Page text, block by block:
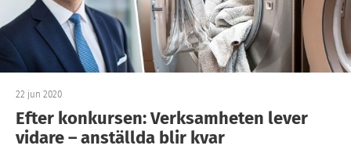
22 jun 2020
Efter konkursen: Verksamheten lever
vidare – anställda blir kvar